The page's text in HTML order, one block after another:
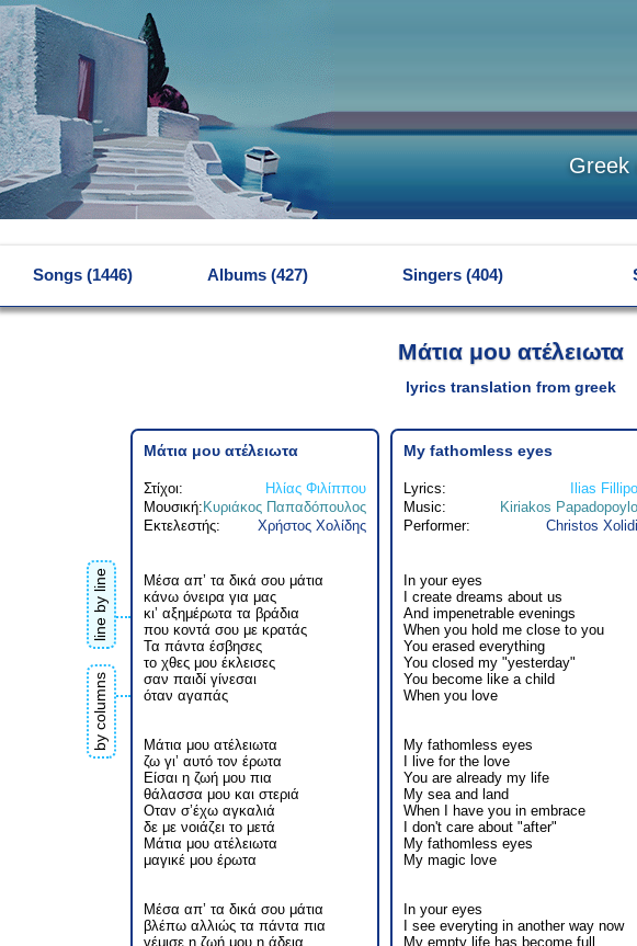
Greek
Songs (1446) Albums (427) Singers (404)
Μάτια μου ατέλειωτα
lyrics translation from greek
line by line
by columns
Μάτια μου ατέλειωτα
Στίχοι:
Ηλίας Φιλίππου
Μουσική: Κυριάκος Παπαδόπουλος
Εκτελεστής:
Χρήστος Χολίδης
Μέσα απ’ τα δικά σου μάτια
κάνω όνειρα για μας
κι’ αξημέρωτα τα βράδια
που κοντά σου με κρατάς
Τα πάντα έσβησες
το χθες μου έκλεισες
σαν παιδί γίνεσαι
όταν αγαπάς
Mάτια μου ατέλειωτα
ζω γι’ αυτό τον έρωτα
Είσαι η ζωή μου πια
θάλασσα μου και στεριά
Οταν σ’έχω αγκαλιά
δε με νοιάζει το μετά
Μάτια μου ατέλειωτα
μαγικέ μου έρωτα
Μέσα απ’ τα δικά σου μάτια
βλέπω αλλιώς τα πάντα πια
γέμισε η ζωή μου η άδεια
My fathomless eyes
Lyrics:
Ilias
Music:
Kiriakos
Performer:
Christos
In your eyes
I create dreams about us
And impenetrable evenings
When you hold me close to you
You erased everything
You closed my "yesterday"
You become like a child
When you love
My fathomless eyes
I live for the love
You are already my life
My sea and land
When I have you in embrace
I don't care about "after"
My fathomless eyes
My magic love
In your eyes
I see everyting in another way now
My empty life has become full